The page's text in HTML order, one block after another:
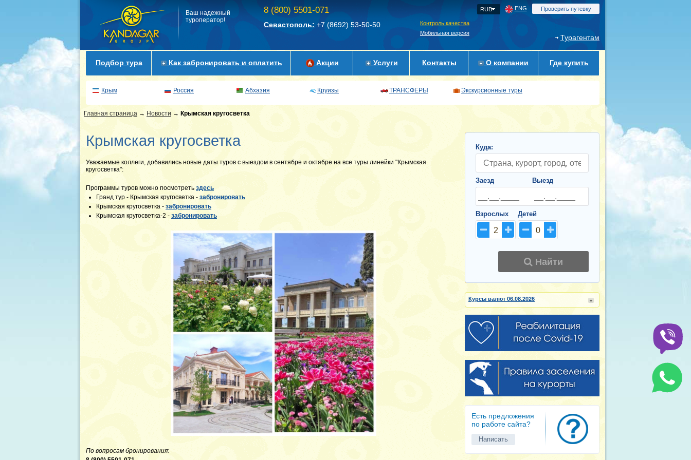
Ваш надежный
туроператор!
8 (800) 5501-071
Севастополь: +7 (8692) 53-50-50
Контроль качества
Мобильная версия
RUB ENG Проверить путевку
Турагентам
Подбор тура Как забронировать и оплатить Акции Услуги Контакты О компании Где купить
Крым Россия Абхазия Круизы ТРАНСФЕРЫ Экскурсионные туры
Главная страница → Новости → Крымская кругосветка
Крымская кругосветка
Уважаемые коллеги, добавились новые даты туров с выездом в сентябре и октябре на все туры линейки "Крымская
кругосветка":
Программы туров можно посмотреть здесь
Гранд тур - Крымская кругосветка - забронировать
Крымская кругосветка - забронировать
Крымская кругосветка-2 - забронировать
По вопросам бронирования:
Куда:
Заезд Выезд
Взрослых
2
Детей
0
Найти
Курсы валют 06.08.2026
Есть предложения
по работе сайта?
Написать